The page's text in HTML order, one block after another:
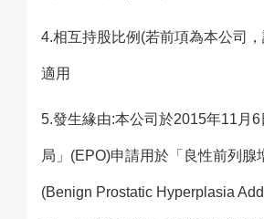
4.相互持股比例(若前項為本公司
適用
5.發生緣由:本公司於2015年11月6
局」(EPO)申請用於「良性前列腺
(Benign Prostatic Hyperplasia